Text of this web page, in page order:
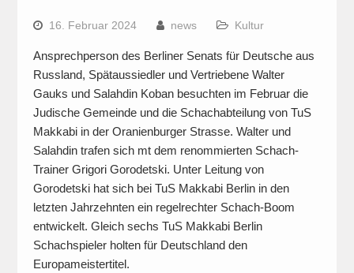
16. Februar 2024 news Kultur
Ansprechperson des Berliner Senats für Deutsche aus
Russland, Spätaussiedler und Vertriebene Walter
Gauks und Salahdin Koban besuchten im Februar die
Judische Gemeinde und die Schachabteilung von TuS
Makkabi in der Oranienburger Strasse. Walter und
Salahdin trafen sich mt dem renommierten Schach-
Trainer Grigori Gorodetski. Unter Leitung von
Gorodetski hat sich bei TuS Makkabi Berlin in den
letzten Jahrzehnten ein regelrechter Schach-Boom
entwickelt. Gleich sechs TuS Makkabi Berlin
Schachspieler holten für Deutschland den
Europameistertitel.